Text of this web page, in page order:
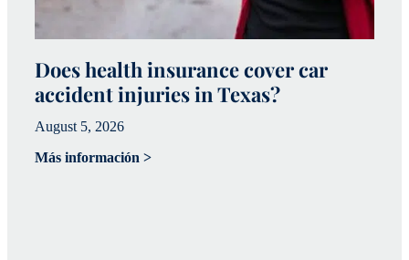
Does health insurance cover car
accident injuries in Texas?
August 5, 2026
Más información >